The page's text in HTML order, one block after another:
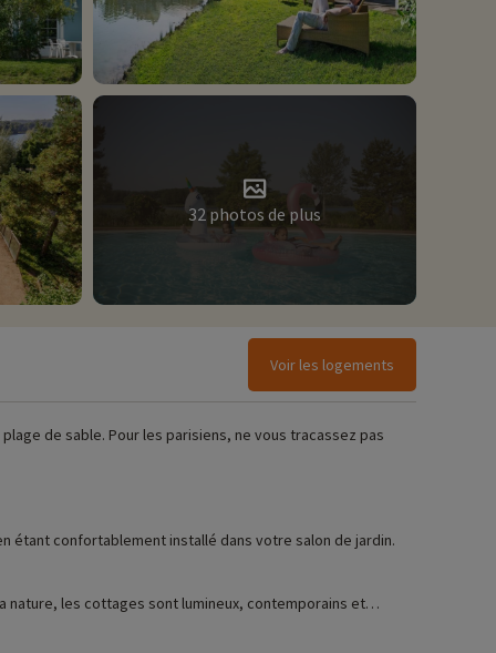
32 photos de plus
Voir les logements
de sable. Pour les parisiens, ne vous tracassez pas
étant confortablement installé dans votre salon de jardin.
nature, les cottages sont lumineux, contemporains et